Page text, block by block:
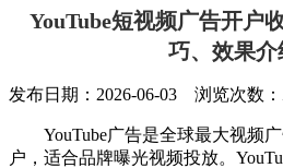
YouTube短视频广告开户
巧、效果介
发布日期：2026-06-03 浏览次数：
YouTube广告是全球最大视频
户，适合品牌曝光视频投放。